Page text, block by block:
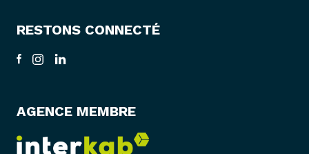
RESTONS CONNECTÉ
AGENCE MEMBRE